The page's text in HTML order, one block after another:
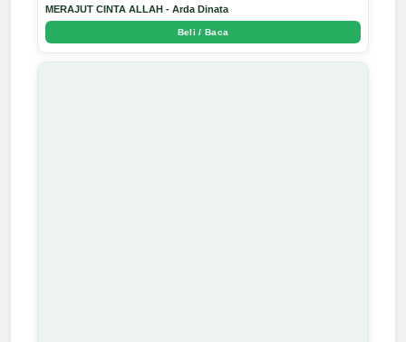
MERAJUT CINTA ALLAH - Arda Dinata
Beli / Baca